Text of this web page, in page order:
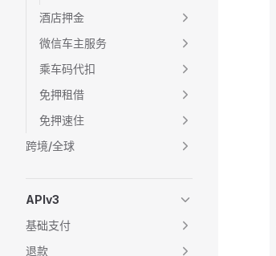
酒店押金
微信车主服务
乘车码代扣
免押租借
免押速住
跨境/全球
APIv3
基础支付
退款